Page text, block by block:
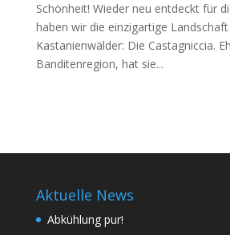
Schönheit! Wieder neu entdeckt für
haben wir die einzigartige
Kastanienwälder: Die Castagniccia.
Banditenregion, hat sie...
Aktuelle News
Abkühlung pur!